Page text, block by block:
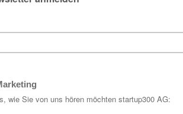
von dem aus auf diese Webseite
oder nicht vollständig entsprechen